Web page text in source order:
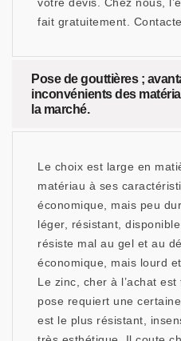
votre devis. Chez nous,
fait gratuitement.
Pose de gouttières ;
inconvénients des
la marché.
Le choix est large en
matériau à ses
économique, mais peu
léger, résistant,
résiste mal au gel et au
économique, mais lourd
Le zinc, cher à l’achat
pose requiert une
est le plus résistant,